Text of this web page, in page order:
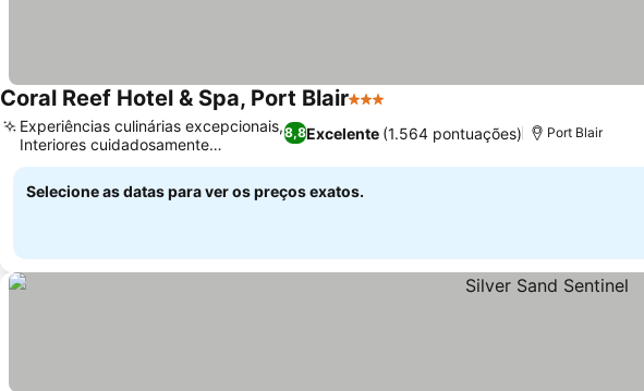
Coral Reef Hotel & Spa, Port Blair3 Estrelas
8,8Excelente (1.564 pontuações)
Experiências culinárias excepcionais,
Interiores cuidadosamente
projetados
Port Blair
Selecione as datas para ver os preços exatos.